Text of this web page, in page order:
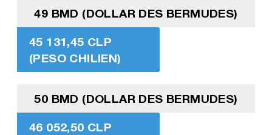
49 BMD (DOLLAR DES BERMUDES)
45 131,45 CLP
(PESO CHILIEN)
50 BMD (DOLLAR DES BERMUDES)
46 052,50 CLP